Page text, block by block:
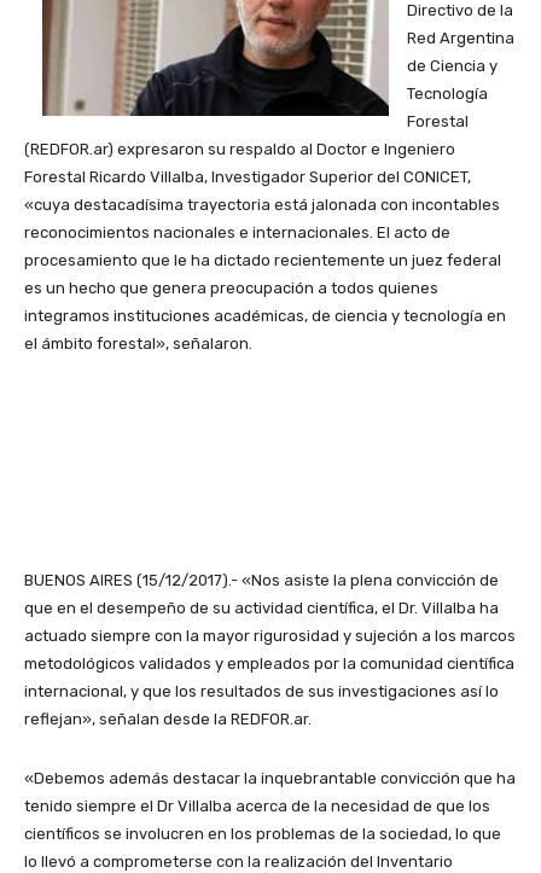
Directivo de la
Red Argentina
de Ciencia y
Tecnología
Forestal
(REDFOR.ar) expresaron su respaldo al Doctor e Ingeniero
Forestal Ricardo Villalba, Investigador Superior del CONICET,
«cuya destacadísima trayectoria está jalonada con incontables
reconocimientos nacionales e internacionales. El acto de
procesamiento que le ha dictado recientemente un juez federal
es un hecho que genera preocupación a todos quienes
integramos instituciones académicas, de ciencia y tecnología en
el ámbito forestal», señalaron.
BUENOS AIRES (15/12/2017).- «Nos asiste la plena convicción de
que en el desempeño de su actividad científica, el Dr. Villalba ha
actuado siempre con la mayor rigurosidad y sujeción a los marcos
metodológicos validados y empleados por la comunidad científica
internacional, y que los resultados de sus investigaciones así lo
reflejan», señalan desde la REDFOR.ar.
«Debemos además destacar la inquebrantable convicción que ha
tenido siempre el Dr Villalba acerca de la necesidad de que los
científicos se involucren en los problemas de la sociedad, lo que
lo llevó a comprometerse con la realización del Inventario